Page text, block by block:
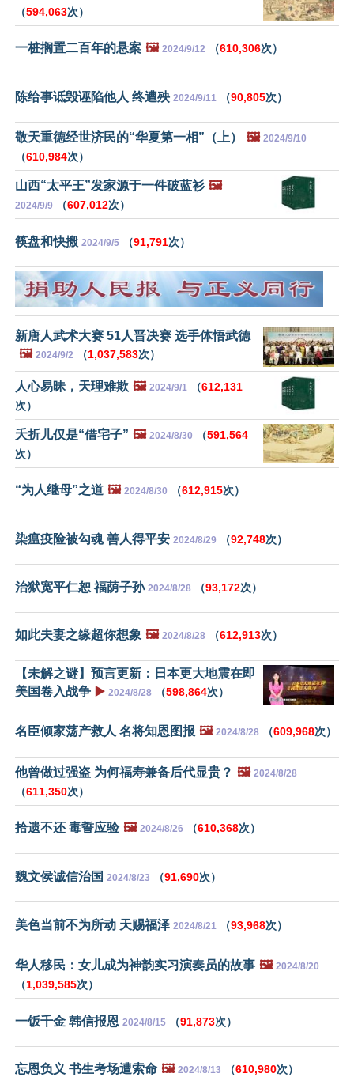
（594,063次）
一桩搁置二百年的悬案 🖼️ 2024/9/12 （610,306次）
陈给事诋毁诬陷他人 终遭殃 2024/9/11 （90,805次）
敬天重德经世济民的“华夏第一相”（上） 🖼️ 2024/9/10
（610,984次）
山西“太平王”发家源于一件破蓝衫 🖼️
2024/9/9 （607,012次）
筷盘和快搬 2024/9/5 （91,791次）
新唐人武术大赛 51人晋决赛 选手体悟武德
🖼️ 2024/9/2 （1,037,583次）
人心易昧，天理难欺 🖼️ 2024/9/1 （612,131
次）
夭折儿仅是“借宅子” 🖼️ 2024/8/30 （591,564
次）
“为人继母”之道 🖼️ 2024/8/30 （612,915次）
染瘟疫险被勾魂 善人得平安 2024/8/29 （92,748次）
治狱宽平仁恕 福荫子孙 2024/8/28 （93,172次）
如此夫妻之缘超你想象 🖼️ 2024/8/28 （612,913次）
【未解之谜】预言更新：日本更大地震在即
美国卷入战争 ▶️ 2024/8/28 （598,864次）
名臣倾家荡产救人 名将知恩图报 🖼️ 2024/8/28 （609,968次）
他曾做过强盗 为何福寿兼备后代显贵？ 🖼️ 2024/8/28
（611,350次）
拾遗不还 毒誓应验 🖼️ 2024/8/26 （610,368次）
魏文侯诚信治国 2024/8/23 （91,690次）
美色当前不为所动 天赐福泽 2024/8/21 （93,968次）
华人移民：女儿成为神韵实习演奏员的故事 🖼️ 2024/8/20
（1,039,585次）
一饭千金 韩信报恩 2024/8/15 （91,873次）
忘恩负义 书生考场遭索命 🖼️ 2024/8/13 （610,980次）